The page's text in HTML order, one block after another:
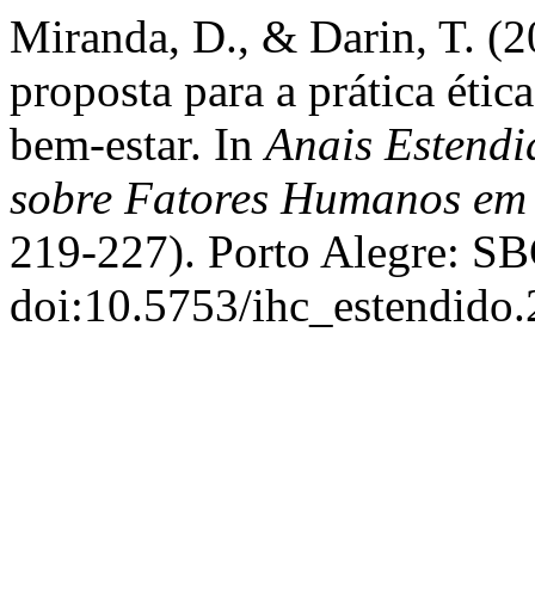
Miranda, D., & Darin, T.
proposta para a prática
bem-estar. InAnais
sobre Fatores Humanos
219-227). Porto Alegre:
doi:10.5753/